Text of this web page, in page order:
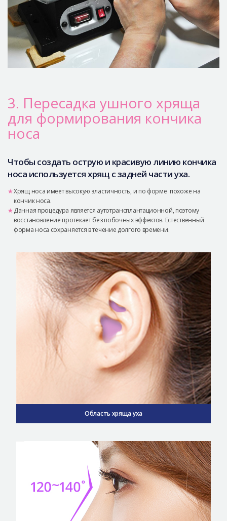
3. Пересадка ушного хряща
для формирования кончика
носа
Чтобы создать острую и красивую линию кончика
носа используется хрящ с задней части уха.
Хрящ носа имеет высокую эластичность, и по форме похоже на
кончик носа.
Данная процедура является аутотрансплантационной, поэтому
восстановление протекает без побочных эффектов. Естественный
форма носа сохраняется в течение долгого времени.
Область хряща уха